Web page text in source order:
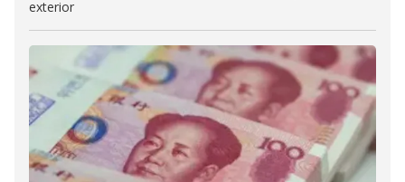
exterior